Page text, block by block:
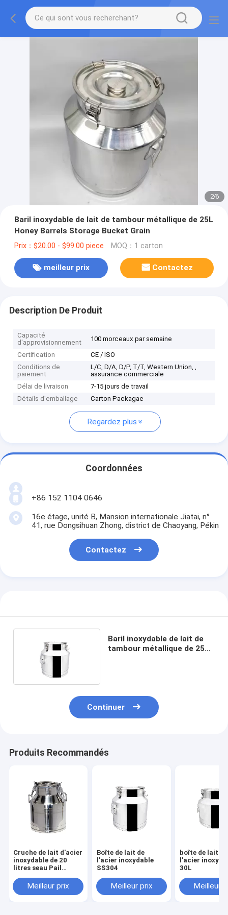
2/6
Baril inoxydable de lait de tambour métallique de 25L
Honey Barrels Storage Bucket Grain
Prix：$20.00 - $99.00 piece MOQ：1 carton
meilleur prix Contactez
Description De Produit
Capacité
d'approvisionnement
100 morceaux par semaine
Certification
CE / ISO
Conditions de
paiement
L/C, D/A, D/P, T/T, Western Union, ,
assurance commerciale
Délai de livraison
7-15 jours de travail
Détails d'emballage
Carton Packagae
Regardez plus
Coordonnées
+86 152 1104 0646
16e étage, unité B, Mansion internationale Jiatai, n°
41, rue Dongsihuan Zhong, district de Chaoyang, Pékin
Contactez
Baril inoxydable de lait de
tambour métallique de 25L
Continuer
Produits Recommandés
Cruche de lait d'acier
inoxydable de 20
litres seau Pail
gallonsMeilleur prix
Boîte de lait de
l'acier inoxydable
SS304
Meilleur prix
boîte de lait de
l'acier
30L
Meilleur